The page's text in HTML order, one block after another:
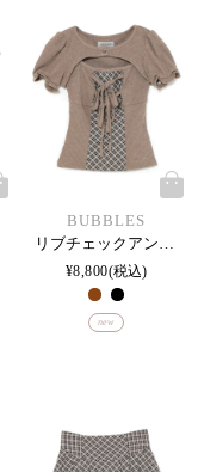
BUBBLES
リブチェックアンサンブル
¥8,800 税込
new